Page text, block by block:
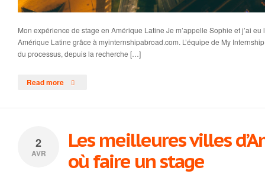
Mon expérience de stage en Amérique Latine Je m’appelle Sophie et j’ai
Amérique Latine grâce à myinternshipabroad.com. L’équipe de My
du processus, depuis la recherche […]
Read more
2
AVR
Les meilleures villes
où faire un stage